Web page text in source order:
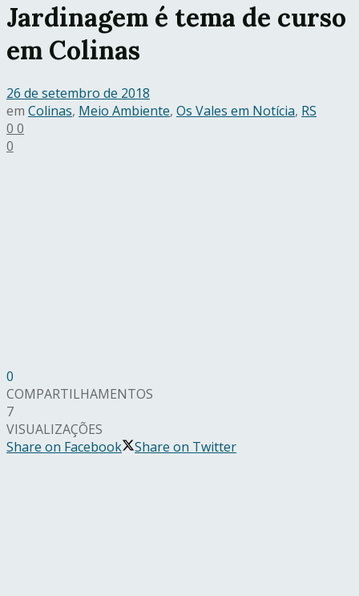
Jardinagem é tema de curso
em Colinas
26 de setembro de 2018
em Colinas, Meio Ambiente, Os Vales em Notícia, RS
0 0
0
0
COMPARTILHAMENTOS
7
VISUALIZAÇÕES
Share on Facebook
Share on Twitter